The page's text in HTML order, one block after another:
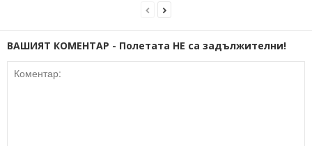
ВАШИЯТ КОМЕНТАР - Полетата НЕ са задължителни!